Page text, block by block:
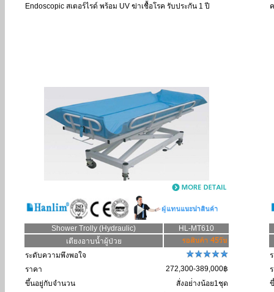
Endoscopic สเตอร์ไรด์ พร้อม UV ฆ่าเชื้อโรค รับประกัน 1 ปี
Shower Trolly (Hydraulic)
HL-MT610
เตียงอาบน้ำผู้ป่วย
ระดับความพึงพอใจ
ราคา
272,300-389,000฿
ขึ้นอยู่กับจำนวน
สั่งอย่่างน้อย1ชุด